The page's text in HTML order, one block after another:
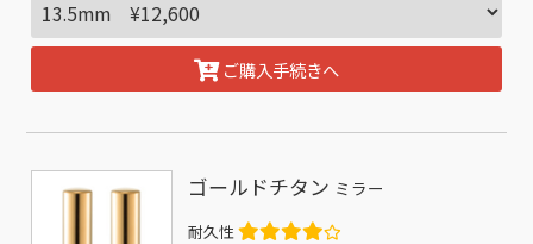
ご購入手続きへ
ゴールドチタン ミラー
耐久性